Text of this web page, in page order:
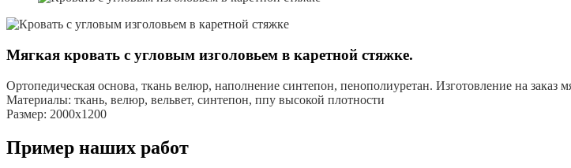
Мягкая кровать с угловым изголовьем в каретной стяжке.
Ортопедическая основа, ткань велюр, наполнение синтепон, пенополиуретан. Изготовление на заказ
Материалы: ткань, велюр, вельвет, синтепон, ппу высокой плотности
Размер: 2000х1200
Пример наших работ